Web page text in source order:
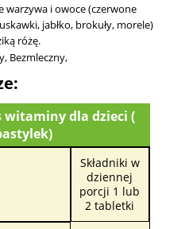
warzywa i owoce (czerwone
jabłko, brokuły, morele)
różę.
Bezmleczny,
witaminy dla dzieci (
Składniki w
dziennej
porcji 1 lub
2 tabletki